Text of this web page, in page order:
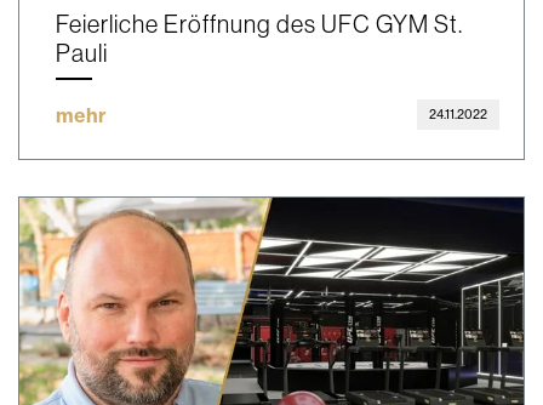
Feierliche Eröffnung des UFC GYM St.
Pauli
mehr 24.11.2022